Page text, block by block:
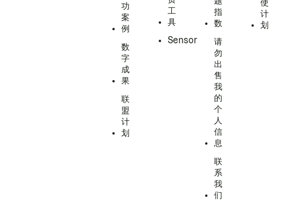
功
案
例
数
字
成
果
联
盟
计
划
工
具
Sensor
指
数
请
勿
出
售
我
的
个
人
信
息
联
系
我
们
使
计
划